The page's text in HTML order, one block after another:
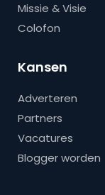
Missie & Visie
Colofon
Kansen
Adverteren
Partners
Vacatures
Blogger worden